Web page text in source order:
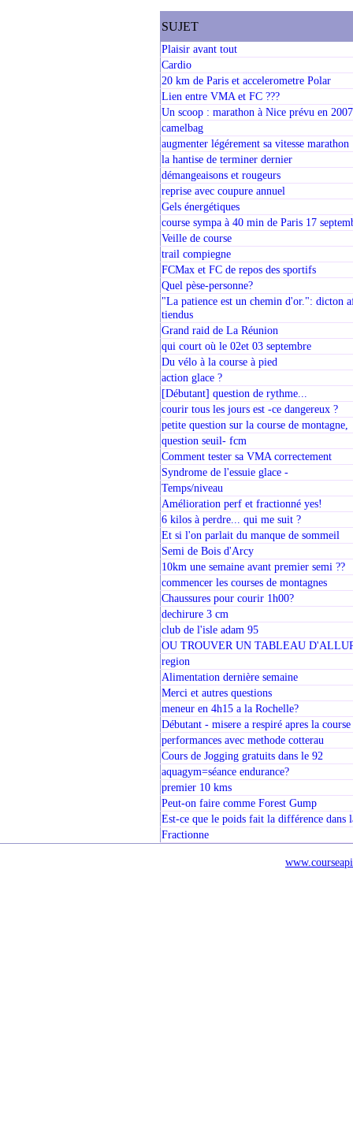
SUJET
Plaisir avant tout
Cardio
20 km de Paris et accelerometre Polar
Lien entre VMA et FC ???
Un scoop : marathon à Nice prévu en 2007
camelbag
augmenter légérement sa vitesse marathon
la hantise de terminer dernier
démangeaisons et rougeurs
reprise avec coupure annuel
Gels énergétiques
course sympa à 40 min de Paris 17
Veille de course
trail compiegne
FCMax et FC de repos des sportifs
Quel pèse-personne?
"La patience est un chemin d'or.": dicton
tiendus
Grand raid de La Réunion
qui court où le 02et 03 septembre
Du vélo à la course à pied
action glace ?
[Débutant] question de rythme...
courir tous les jours est -ce dangereux ?
petite question sur la course de montagne,
question seuil- fcm
Comment tester sa VMA correctement
Syndrome de l'essuie glace -
Temps/niveau
Amélioration perf et fractionné yes!
6 kilos à perdre... qui me suit ?
Et si l'on parlait du manque de sommeil
Semi de Bois d'Arcy
10km une semaine avant premier semi ??
commencer les courses de montagnes
Chaussures pour courir 1h00?
dechirure 3 cm
club de l'isle adam 95
OU TROUVER UN TABLEAU
region
Alimentation dernière semaine
Merci et autres questions
meneur en 4h15 a la Rochelle?
Débutant - misere a respiré apres la course
performances avec methode cotterau
Cours de Jogging gratuits dans le 92
aquagym=séance endurance?
premier 10 kms
Peut-on faire comme Forest Gump
Est-ce que le poids fait la différence dans
Fractionne